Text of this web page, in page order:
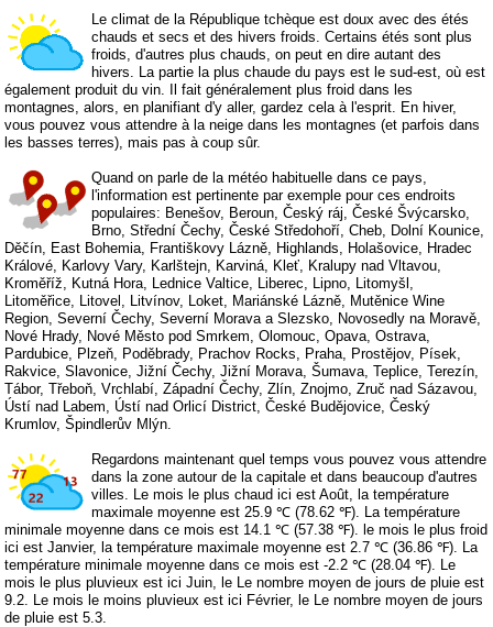
Le climat de la République tchèque est doux avec des étés
chauds et secs et des hivers froids. Certains étés sont plus
froids, d'autres plus chauds, on peut en dire autant des
hivers. La partie la plus chaude du pays est le sud-est, où est
également produit du vin. Il fait généralement plus froid dans les
montagnes, alors, en planifiant d'y aller, gardez cela à l'esprit. En hiver,
vous pouvez vous attendre à la neige dans les montagnes (et parfois dans
les basses terres), mais pas à coup sûr.
Quand on parle de la météo habituelle dans ce pays,
l'information est pertinente par exemple pour ces endroits
populaires: Benešov, Beroun, Český ráj, České Švýcarsko,
Brno, Střední Čechy, České Středohoří, Cheb, Dolní Kounice,
Děčín, East Bohemia, Františkovy Lázně, Highlands, Holašovice, Hradec
Králové, Karlovy Vary, Karlštejn, Karviná, Kleť, Kralupy nad Vltavou,
Kroměříž, Kutná Hora, Lednice Valtice, Liberec, Lipno, Litomyšl,
Litoměřice, Litovel, Litvínov, Loket, Mariánské Lázně, Mutěnice Wine
Region, Severní Čechy, Severní Morava a Slezsko, Novosedly na Moravě,
Nové Hrady, Nové Město pod Smrkem, Olomouc, Opava, Ostrava,
Pardubice, Plzeň, Poděbrady, Prachov Rocks, Praha, Prostějov, Písek,
Rakvice, Slavonice, Jižní Čechy, Jižní Morava, Šumava, Teplice, Terezín,
Tábor, Třeboň, Vrchlabí, Západní Čechy, Zlín, Znojmo, Zruč nad Sázavou,
Ústí nad Labem, Ústí nad Orlicí District, České Budějovice, Český
Krumlov, Špindlerův Mlýn.
Regardons maintenant quel temps vous pouvez vous attendre
dans la zone autour de la capitale et dans beaucoup d'autres
villes. Le mois le plus chaud ici est Août, la température
maximale moyenne est 25.9 ℃ (78.62 ℉). La température
minimale moyenne dans ce mois est 14.1 ℃ (57.38 ℉). le mois le plus froid
ici est Janvier, la température maximale moyenne est 2.7 ℃ (36.86 ℉). La
température minimale moyenne dans ce mois est -2.2 ℃ (28.04 ℉). Le
mois le plus pluvieux est ici Juin, le Le nombre moyen de jours de pluie est
9.2. Le mois le moins pluvieux est ici Février, le Le nombre moyen de jours
de pluie est 5.3.